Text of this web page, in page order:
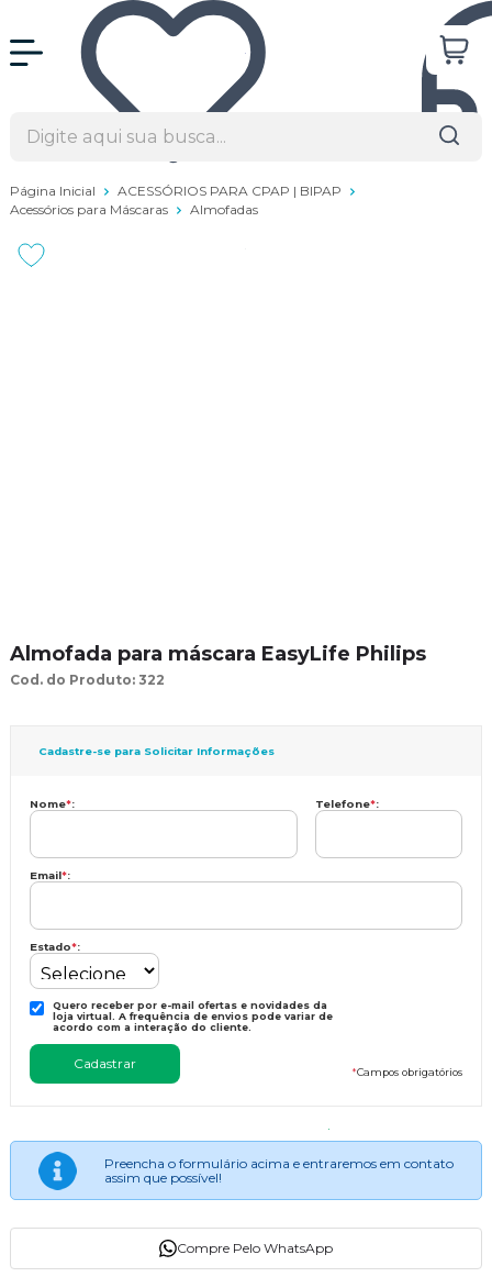
Página Inicial
ACESSÓRIOS PARA CPAP | BIPAP
Acessórios para Máscaras
Almofadas
Almofada para máscara EasyLife Philips
Cod. do Produto: 322
Cadastre-se para Solicitar Informações
Nome*: Telefone*:
Email*:
Estado*:
Quero receber por e-mail ofertas e novidades da
loja virtual. A frequência de envios pode variar de
acordo com a interação do cliente.
*Campos obrigatórios
Preencha o formulário acima e entraremos em contato
assim que possível!
Compre Pelo WhatsApp